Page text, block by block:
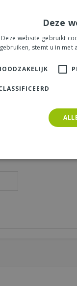
een recensie
op een Nationale
over ons tuincentrum, de
van het product, de look
Deze
Deze website gebruikt
gebruiken, stemt u in